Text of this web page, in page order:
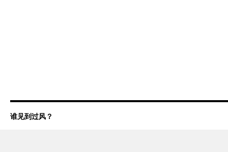
谁见到过风？